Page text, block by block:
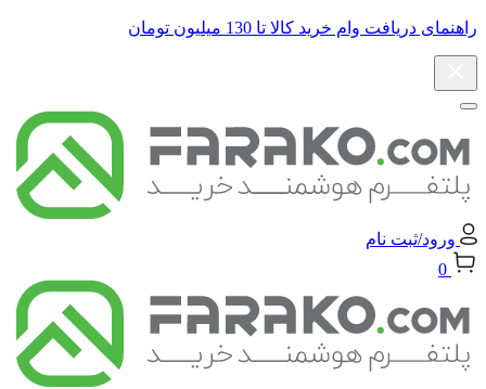
راهنمای دریافت وام خرید کالا تا 130 میلیون تومان
ورود/ثبت نام
0